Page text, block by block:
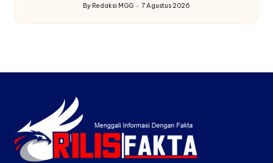
Posted
by
By Redaksi MGG 7 Agustus 2026